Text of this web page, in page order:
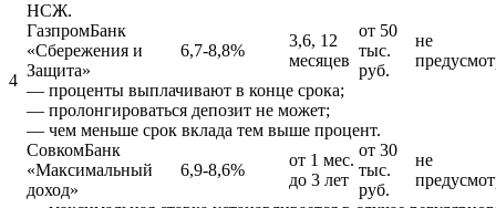
НСЖ.
4
ГазпромБанк
«Сбережения и
Защита»
6,7-8,8%
3,6, 12
месяцев
от 50
тыс.
руб.
не
— проценты выплачивают в конце срока;
— пролонгироваться депозит не может;
— чем меньше срок вклада тем выше процент.
СовкомБанк
«Максимальный
доход»
6,9-8,6%
от 1 мес.
до 3 лет
от 30
тыс.
руб.
не